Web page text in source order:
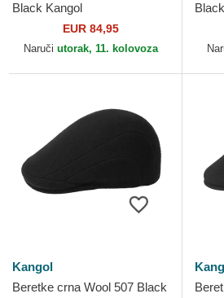
Black Kangol
EUR 84,95
Naruči utorak, 11. kolovoza
Kangol
Beretke crna Wool 507 Black